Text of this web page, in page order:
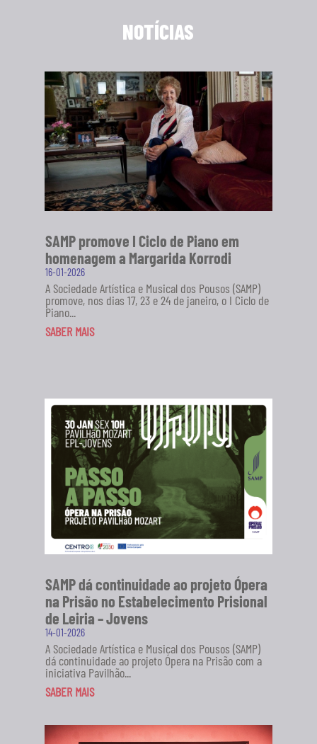
NOTÍCIAS
SAMP promove I Ciclo de Piano em
homenagem a Margarida Korrodi
16-01-2026
A Sociedade Artística e Musical dos Pousos (SAMP)
promove, nos dias 17, 23 e 24 de janeiro, o I Ciclo de
Piano...
SABER MAIS
SAMP dá continuidade ao projeto Ópera
na Prisão no Estabelecimento Prisional
de Leiria – Jovens
14-01-2026
A Sociedade Artística e Musical dos Pousos (SAMP)
dá continuidade ao projeto Ópera na Prisão com a
iniciativa Pavilhão...
SABER MAIS